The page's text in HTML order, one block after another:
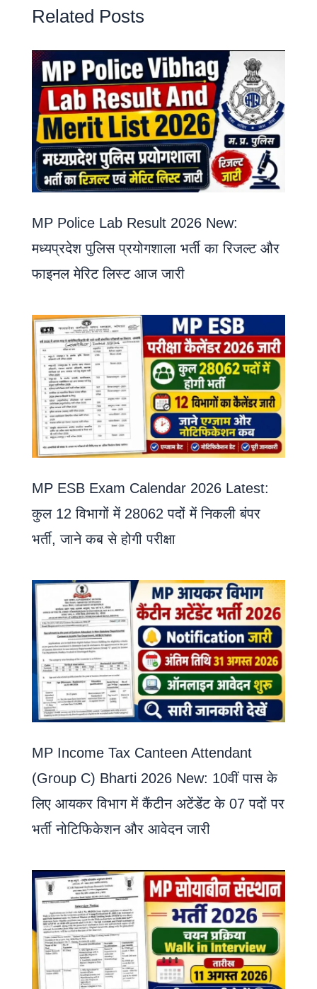
Related Posts
MP Police Lab Result 2026 New:
मध्यप्रदेश पुलिस प्रयोगशाला भर्ती का रिजल्ट और
फाइनल मेरिट लिस्ट आज जारी
MP ESB Exam Calendar 2026 Latest:
कुल 12 विभागों में 28062 पदों में निकली बंपर
भर्ती, जाने कब से होगी परीक्षा
MP Income Tax Canteen Attendant
(Group C) Bharti 2026 New: 10वीं पास के
लिए आयकर विभाग में कैंटीन अटेंडेंट के 07 पदों पर
भर्ती नोटिफिकेशन और आवेदन जारी